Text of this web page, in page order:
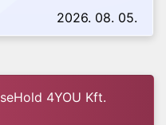
2026. 08. 05.
4YOU Kft.